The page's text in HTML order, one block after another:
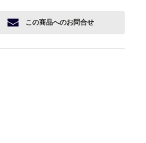
この商品へのお問合せ